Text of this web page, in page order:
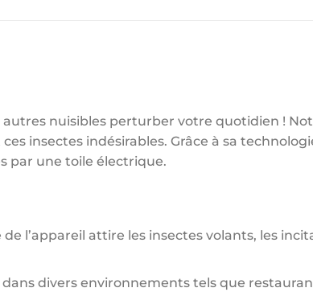
nuisibles perturber votre quotidien !
insectes indésirables. Grâce à sa
par une toile électrique.
l’appareil attire les insectes volants, les
divers environnements tels que